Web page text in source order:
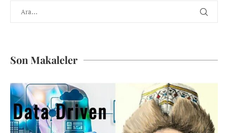
Son Makaleler